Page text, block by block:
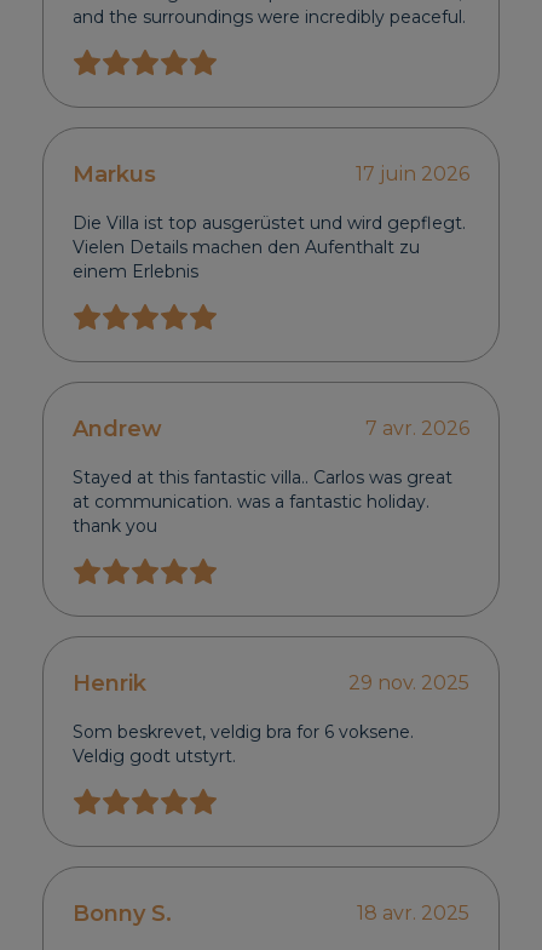
and the surroundings were incredibly peaceful.
Markus 17 juin 2026
Die Villa ist top ausgerüstet und wird gepflegt.
Vielen Details machen den Aufenthalt zu
einem Erlebnis
Andrew 7 avr. 2026
Stayed at this fantastic villa.. Carlos was great
at communication. was a fantastic holiday.
thank you
Henrik 29 nov. 2025
Som beskrevet, veldig bra for 6 voksene.
Veldig godt utstyrt.
Bonny S. 18 avr. 2025